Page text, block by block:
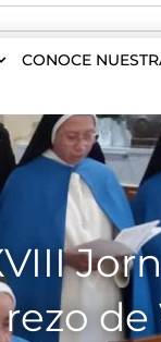
CONOCE
de